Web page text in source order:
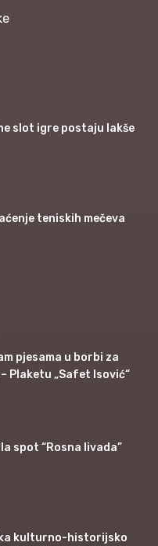
slot igre postaju lakše
teniskih mečeva
pjesama u borbi za
Plaketu „Safet Isović“
spot “Rosna livada”
kulturno-historijsko